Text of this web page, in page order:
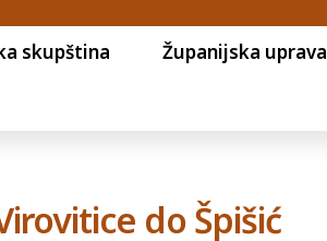
skupština Županijska uprava
do Špišić